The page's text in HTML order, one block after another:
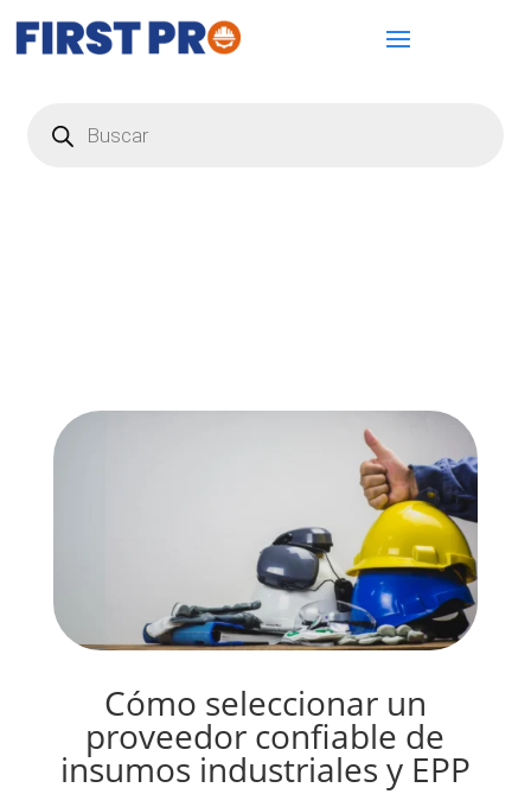
productos
Cómo seleccionar un
proveedor confiable de
insumos industriales y EPP